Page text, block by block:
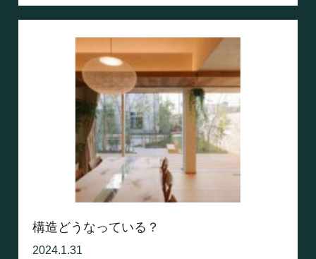
構造どうなっている？
2024.1.31